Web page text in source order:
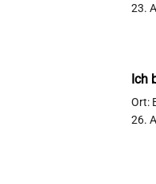
23.
Ich
Ort:
26.